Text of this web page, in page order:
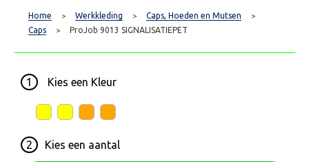
Home > Werkkleding > Caps, Hoeden en Mutsen >
Caps > ProJob 9013 SIGNALISATIEPET
1 Kies een Kleur
2 Kies een aantal